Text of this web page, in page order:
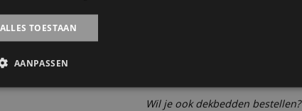
Wil je ook dekbedden bestellen?
ALLES TOESTAAN
AANPASSEN